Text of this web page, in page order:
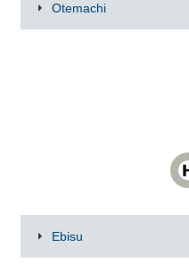
Otemachi
Ebisu